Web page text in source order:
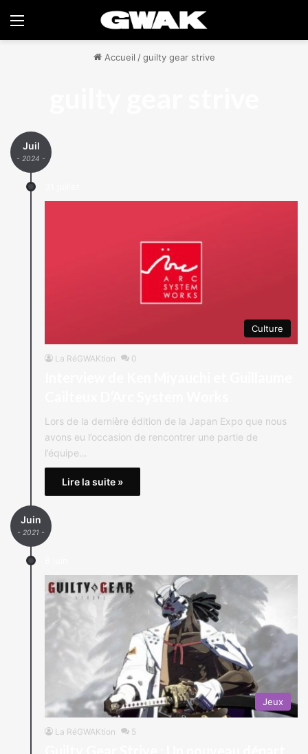
Menu
Accueil / guilty gear strive
Juil
- 2024 -
Culture
La RéGWAKtion 0
Lors de la dernière édition de la Japan Expo que nous
avons eu l’occasion de rencontrer une partie de
l’équipe…
Lire la suite »
Juin
- 2021 -
Jeux
La RéGWAKtion 5